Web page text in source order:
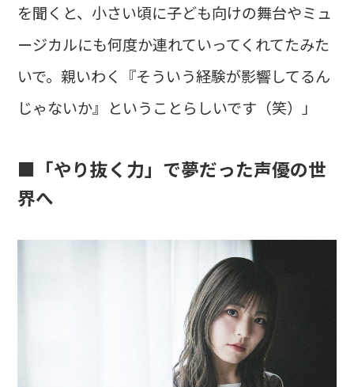
を聞くと、小さい頃に子ども向けの舞台やミュ
ージカルにも何度か連れていってくれてたみた
いで。親いわく『そういう経験が影響してるん
じゃないか』ということらしいです（笑）」
■「やり抜く力」で夢だった声優の世
界へ